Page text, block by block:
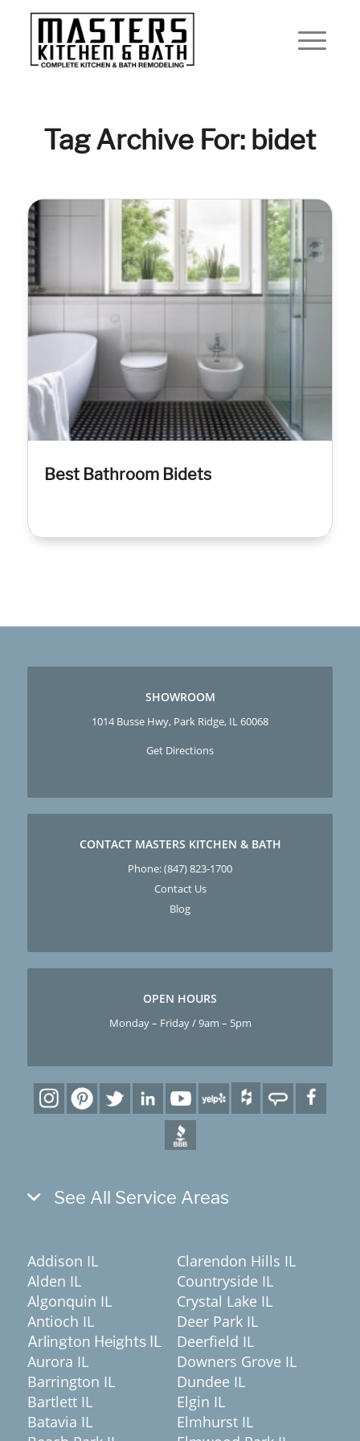
Tag Archive For: bidet
Best Bathroom Bidets
SHOWROOM
1014 Busse Hwy, Park Ridge, IL 60068
Get Directions
CONTACT MASTERS KITCHEN & BATH
Phone:(847) 823-1700
Contact Us
Blog
OPEN HOURS
Monday – Friday / 9am – 5pm
See All Service Areas
Addison IL
Alden IL
Algonquin IL
Antioch IL
Arlington Heights IL
Aurora IL
Barrington IL
Bartlett IL
Batavia IL
Clarendon Hills IL
Countryside IL
Crystal Lake IL
Deer Park IL
Deerfield IL
Downers Grove IL
Dundee IL
Elgin IL
Elmhurst IL